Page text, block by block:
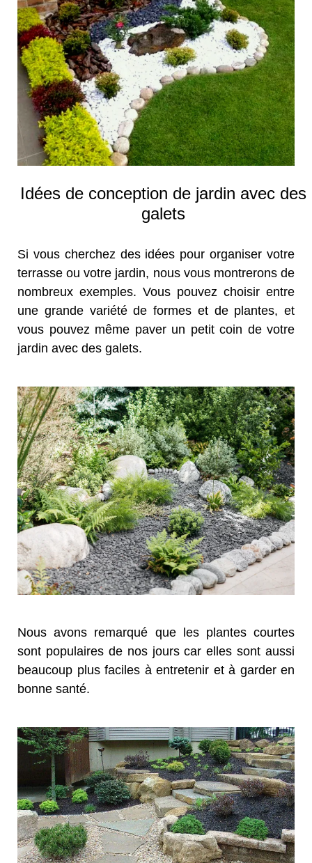
Idées de conception de jardin avec des
galets
Si vous cherchez des idées pour organiser votre
terrasse ou votre jardin, nous vous montrerons de
nombreux exemples. Vous pouvez choisir entre
une grande variété de formes et de plantes, et
vous pouvez même paver un petit coin de votre
jardin avec des galets.
Nous avons remarqué que les plantes courtes
sont populaires de nos jours car elles sont aussi
beaucoup plus faciles à entretenir et à garder en
bonne santé.